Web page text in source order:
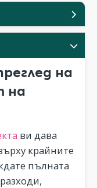
на
на
ви дава
крайните
пълната